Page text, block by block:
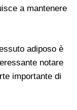
a mantenere
adiposo è
notare
importante di